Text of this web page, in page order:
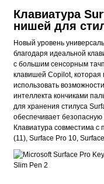
Клавиатура
нишей для
Новый уровень
благодаря идеальной
с большим сенсорным
клавишей Copilot, которая
использовать
интеллекта кончиками
для хранения стилуса
обеспечивает
Клавиатура совместима
(11), Surface Pro 10,